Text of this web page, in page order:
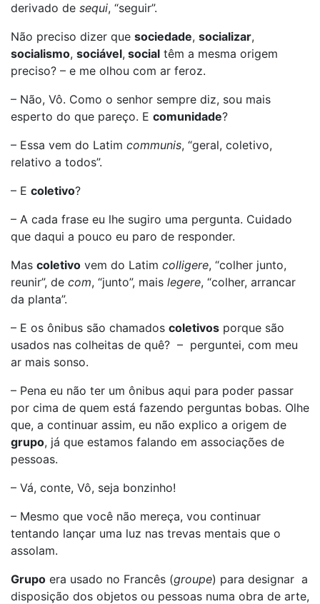
derivado de sequi, “seguir”.
Não preciso dizer que sociedade, socializar,
socialismo, sociável, social têm a mesma origem
preciso? – e me olhou com ar feroz.
– Não, Vô. Como o senhor sempre diz, sou mais
esperto do que pareço. E comunidade?
– Essa vem do Latim communis, “geral, coletivo,
relativo a todos”.
– E coletivo?
– A cada frase eu lhe sugiro uma pergunta. Cuidado
que daqui a pouco eu paro de responder.
Mas coletivo vem do Latim colligere, “colher junto,
reunir”, de com, “junto”, mais legere, “colher, arrancar
da planta”.
– E os ônibus são chamados coletivos porque são
usados nas colheitas de quê? – perguntei, com meu
ar mais sonso.
– Pena eu não ter um ônibus aqui para poder passar
por cima de quem está fazendo perguntas bobas. Olhe
que, a continuar assim, eu não explico a origem de
grupo, já que estamos falando em associações de
pessoas.
– Vá, conte, Vô, seja bonzinho!
– Mesmo que você não mereça, vou continuar
tentando lançar uma luz nas trevas mentais que o
assolam.
Grupo era usado no Francês (groupe) para designar a
disposição dos objetos ou pessoas numa obra de arte,